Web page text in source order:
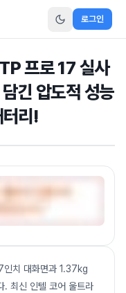
로그인
프로 17 실사
긴 압도적 성능
터리!
치 대화면과 1.37kg
. 최신 인텔 코어 울트라